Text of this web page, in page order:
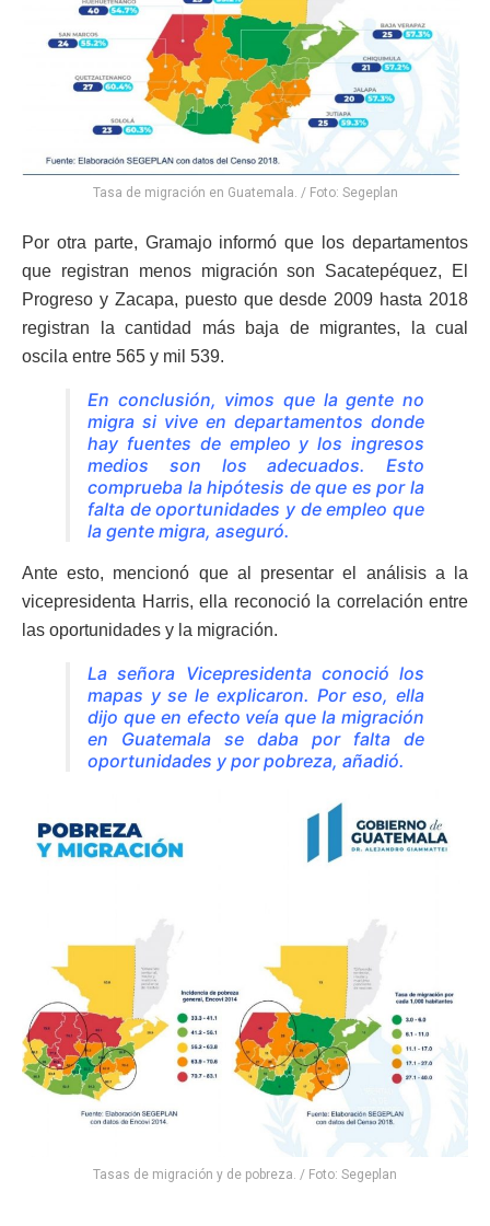
Tasa de migración en Guatemala. / Foto: Segeplan
Por otra parte, Gramajo informó que los departamentos
que registran menos migración son Sacatepéquez, El
Progreso y Zacapa, puesto que desde 2009 hasta 2018
registran la cantidad más baja de migrantes, la cual
oscila entre 565 y mil 539.
En conclusión, vimos que la gente no
migra si vive en departamentos donde
hay fuentes de empleo y los ingresos
medios son los adecuados. Esto
comprueba la hipótesis de que es por la
falta de oportunidades y de empleo que
la gente migra, aseguró.
Ante esto, mencionó que al presentar el análisis a la
vicepresidenta Harris, ella reconoció la correlación entre
las oportunidades y la migración.
La señora Vicepresidenta conoció los
mapas y se le explicaron. Por eso, ella
dijo que en efecto veía que la migración
en Guatemala se daba por falta de
oportunidades y por pobreza, añadió.
Tasas de migración y de pobreza. / Foto: Segeplan